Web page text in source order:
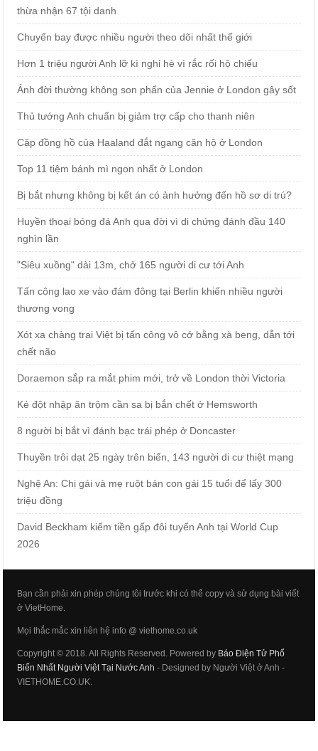
thừa nhận 67 tội danh
Chuyến bay được nhiều người theo dõi nhất thế giới
Hơn 1 triệu người Anh lỡ kì nghỉ hè vì rắc rối hộ chiếu
Ảnh đời thường không son phấn của Jennie ở London gây sốt
Thủ tướng Anh chuẩn bị giảm trợ cấp cho thanh niên
Cặp đồng hồ của Haaland đắt ngang căn hộ ở London
Top 11 tiệm bánh mì ngon nhất ở London
Bị bắt nhưng không bị kết án có ảnh hưởng đến hồ sơ di trú?
Huyền thoại bóng đá Anh qua đời vì di chứng đánh đầu 140
nghìn lần
"Siêu xuồng" dài 13m, chở 165 người di cư tới Anh
Tấn công lao xe vào đám đông tại Berlin khiến nhiều người
thương vong
Xót xa chàng trai Việt bị tấn công vô cớ bằng xà beng, dẫn tới
chết não
Doraemon sắp ra mắt phim mới, trở về London thời Victoria
Kẻ đột nhập ăn trộm cần sa bị bắn chết ở Hemsworth
8 người bị bắt vì đánh bạc trái phép ở Doncaster
Thuyền trôi dạt 25 ngày trên biển, 143 người di cư thiệt mạng
Nghệ An: Chị gái và mẹ ruột bán con gái 15 tuổi để lấy 300
triệu đồng
David Beckham kiếm tiền gấp đôi tuyển Anh tại World Cup
2026
Bạn cần phải xin phép chúng tôi trước khi có thể copy và sử dụng bài viết
ở VietHome.
Mọi thắc mắc xin liên hệ info @ viethome.co.uk
Copyright © 2018. All Rights Reserved. Powered by Báo Điện Tử Phổ
Biến Nhất Người Việt Tại Nước Anh - Designed by Người Việt ở Anh -
VIETHOME.CO.UK.